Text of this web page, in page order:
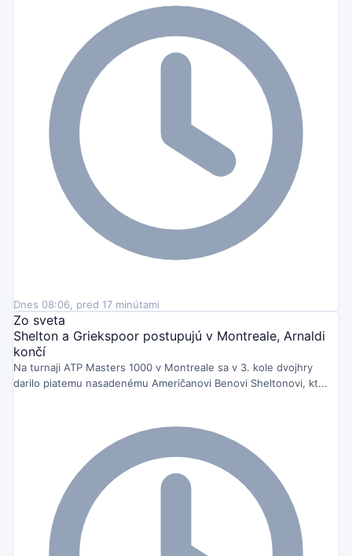
Dnes 08:06, pred 17 minútami
Zo sveta
Shelton a Griekspoor postupujú v Montreale, Arnaldi
končí
Na turnaji ATP Masters 1000 v Montreale sa v 3. kole dvojhry
darilo piatemu nasadenému Američanovi Benovi Sheltonovi, kt...